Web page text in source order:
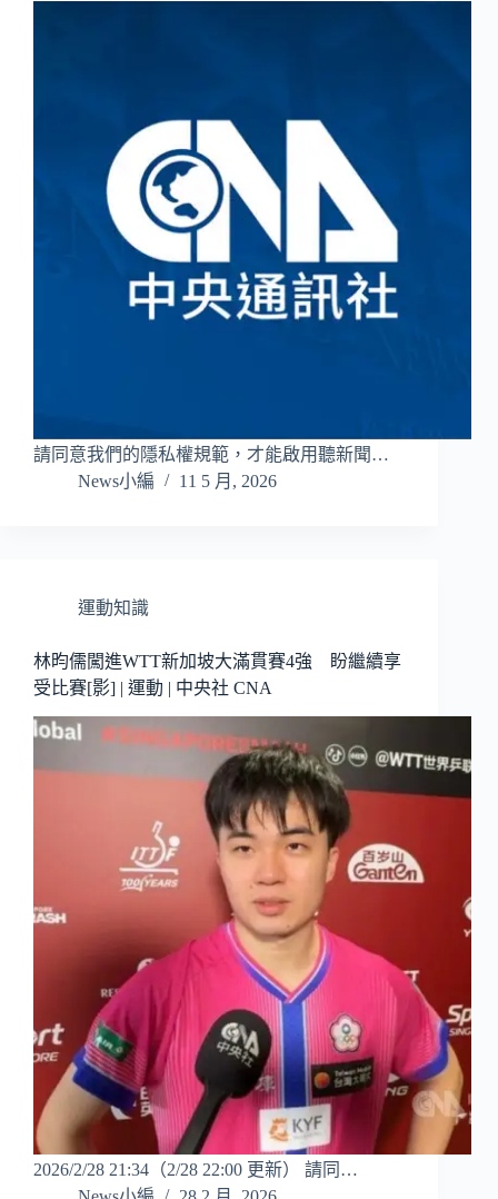
請同意我們的隱私權規範，才能啟用聽新聞…
News小編
11 5 月, 2026
運動知識
林昀儒闖進WTT新加坡大滿貫賽4強 盼繼續享
受比賽[影] | 運動 | 中央社 CNA
2026/2/28 21:34（2/28 22:00 更新） 請同…